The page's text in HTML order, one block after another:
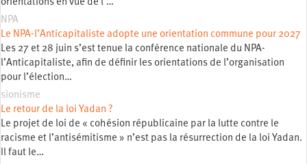
orientations en vue de l’…
NPA
Le NPA-l’Anticapitaliste adopte une orientation commune pour 2027
Les 27 et 28 juin s’est tenue la conférence nationale du NPA-
l’Anticapitaliste, afin de définir les orientations de l’organisation
pour l’élection…
sionisme
Le retour de la loi Yadan ?
Le projet de loi de « cohésion républicaine par la lutte contre le
racisme et l’antisémitisme » n’est pas la résurrection de la loi Yadan.
Il faut le…